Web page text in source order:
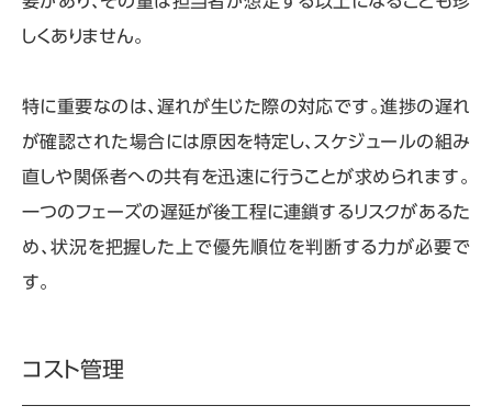
しくありません。
特に重要なのは、遅れが生じた際の対応です。進捗の遅れ
が確認された場合には原因を特定し、スケジュールの組み
直しや関係者への共有を迅速に行うことが求められます。
一つのフェーズの遅延が後工程に連鎖するリスクがあるた
め、状況を把握した上で優先順位を判断する力が必要で
す。
コスト管理